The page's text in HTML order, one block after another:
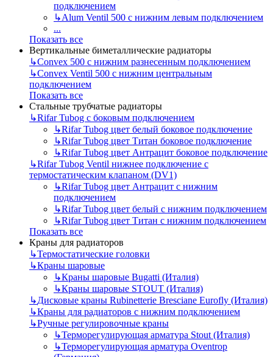
подключением
↳Alum Ventil 500 с нижним левым подключением
...
Показать все
Вертикальные биметаллические радиаторы
↳Convex 500 с нижним разнесенным подключением
↳Convex Ventil 500 с нижним центральным
подключением
Показать все
Стальные трубчатые радиаторы
↳Rifar Tubog с боковым подключением
↳Rifar Tubog цвет белый боковое подключение
↳Rifar Tubog цвет Титан боковое подключение
↳Rifar Tubog цвет Антрацит боковое подключение
↳Rifar Tubog Ventil нижнее подключение с
термостатическим клапаном (DV1)
↳Rifar Tubog цвет Антрацит с нижним
подключением
↳Rifar Tubog цвет белый с нижним подключением
↳Rifar Tubog цвет Титан с нижним подключением
Показать все
Краны для радиаторов
↳Термостатические головки
↳Краны шаровые
↳Краны шаровые Bugatti (Италия)
↳Краны шаровые STOUT (Италия)
↳Дисковые краны Rubinetterie Bresciane Eurofly (Италия)
↳Краны для радиаторов с нижним подключением
↳Ручные регулировочные краны
↳Терморегулирующая арматура Stout (Италия)
↳Терморегулирующая арматура Oventrop